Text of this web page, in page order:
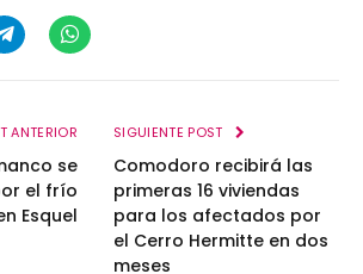
TelegramWhatsApp
ANTERIOR
se
el frío
Esquel
SIGUIENTE POST
Comodoro recibirá las
primeras 16 viviendas
para los afectados por
el Cerro Hermitte en dos
meses